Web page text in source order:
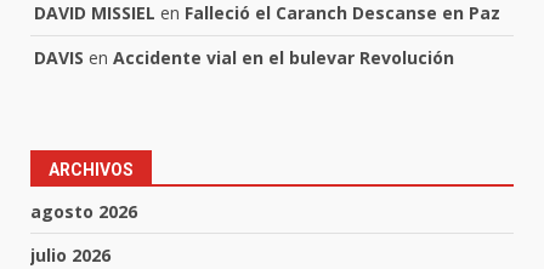
DAVID MISSIEL en Falleció el Caranch Descanse en Paz
DAVIS en Accidente vial en el bulevar Revolución
ARCHIVOS
agosto 2026
julio 2026